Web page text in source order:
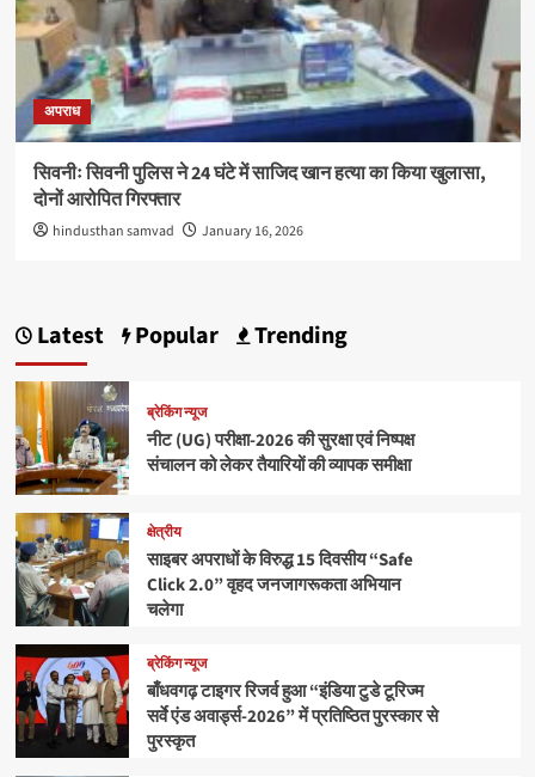
अपराध
सिवनीः सिवनी पुलिस ने 24 घंटे में साजिद खान हत्या का किया खुलासा,
दोनों आरोपित गिरफ्तार
hindusthan samvad January 16, 2026
Latest Popular Trending
ब्रेकिंग न्यूज
नीट (UG) परीक्षा-2026 की सुरक्षा एवं निष्पक्ष
संचालन को लेकर तैयारियों की व्यापक समीक्षा
क्षेत्रीय
साइबर अपराधों के विरुद्ध 15 दिवसीय “Safe
Click 2.0” वृहद जनजागरूकता अभियान
चलेगा
ब्रेकिंग न्यूज
बाँधवगढ़ टाइगर रिजर्व हुआ “इंडिया टुडे टूरिज्म
सर्वे एंड अवार्ड्स-2026” में प्रतिष्ठित पुरस्कार से
पुरस्कृत